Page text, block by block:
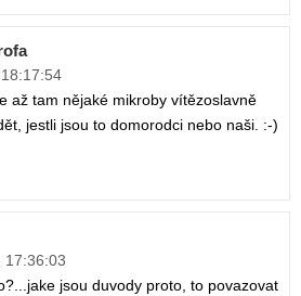
až tam nějaké mikroby vítězoslavně
jestli jsou to domorodci nebo naši. :-)
17:36:03
jsou duvody proto, to povazovat